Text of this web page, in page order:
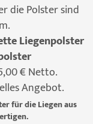
die Polster sind
Liegenpolster
€ Netto.
Angebot.
für die Liegen aus